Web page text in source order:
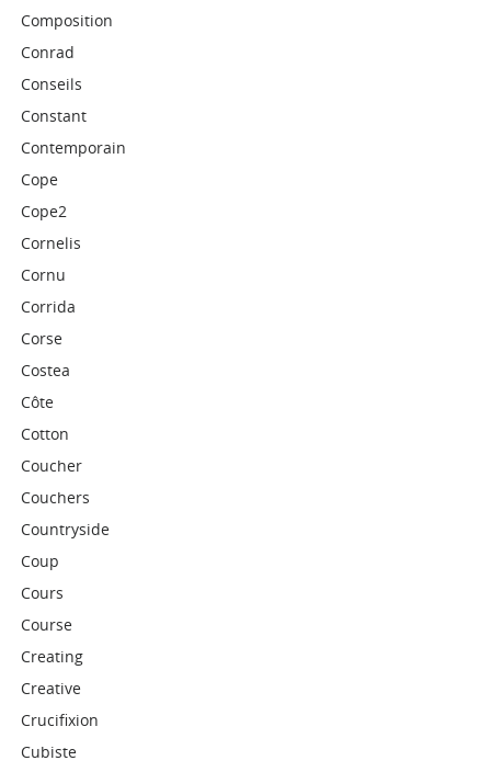
Composition
Conrad
Conseils
Constant
Contemporain
Cope
Cope2
Cornelis
Cornu
Corrida
Corse
Costea
Côte
Cotton
Coucher
Couchers
Countryside
Coup
Cours
Course
Creating
Creative
Crucifixion
Cubiste